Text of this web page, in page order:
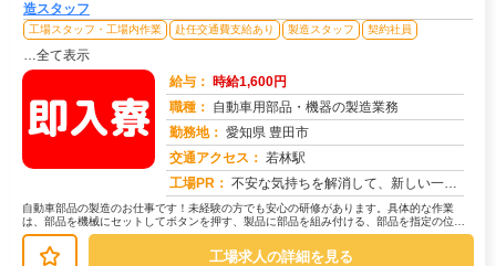
造スタッフ
工場スタッフ・工場内作業 赴任交通費支給あり 製造スタッフ 契約社員
…全て表示
給与： 時給1,600円
職種： 自動車用部品・機器の製造業務
勤務地： 愛知県 豊田市
交通アクセス： 若林駅
工場PR： 不安な気持ちを解消して、新しい一歩を踏み出してみませんか？株式会社京栄センターでは、経験や資格は一切問いません！未...
自動車部品の製造のお仕事です！未経験の方でも安心の研修があります。具体的な作業
は、部品を機械にセットしてボタンを押す、製品に部品を組み付ける、部品を指定の位置
に置く、製品にキズがないか目視で確認...
工場求人の詳細を見る